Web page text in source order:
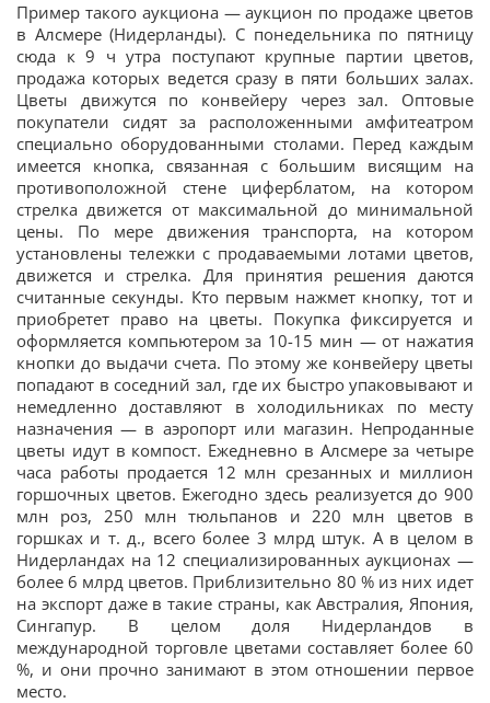
Пример такого аукциона — аукцион по продаже цветов
в Алсмерe (Нидерланды). С понедельника по пятницу
сюда к 9 ч утра поступают крупные партии цветов,
продажа которых ведется сразу в пяти больших залах.
Цветы движутся по конвейеру через зал. Оптовые
покупатели сидят за расположенными амфитеатром
специально оборудованными столами. Перед каждым
имеется кнопка, связанная с большим висящим на
противоположной стене циферблатом, на котором
стрелка движется от максимальной до минимальной
цены. По мере движения транспорта, на котором
установлены тележки с продаваемыми лотами цветов,
движется и стрелка. Для принятия решения даются
считанные секунды. Кто первым нажмет кнопку, тот и
приобретет право на цветы. Покупка фиксируется и
оформляется компьютером за 10-15 мин — от нажатия
кнопки до выдачи счета. По этому же конвейеру цветы
попадают в соседний зал, где их быстро упаковывают и
немедленно доставляют в холодильниках по месту
назначения — в аэропорт или магазин. Непроданные
цветы идут в компост. Ежедневно в Алсмере за четыре
часа работы продается 12 млн срезанных и миллион
горшочных цветов. Ежегодно здесь реализуется до 900
млн роз, 250 млн тюльпанов и 220 млн цветов в
горшках и т. д., всего более 3 млрд штук. А в целом в
Нидерландах на 12 специализированных аукционах —
более 6 млрд цветов. Приблизительно 80 % из них идет
на экспорт даже в такие страны, как Австралия, Япония,
Сингапур. В целом доля Нидерландов в
международной торговле цветами составляет более 60
%, и они прочно занимают в этом отношении первое
место.